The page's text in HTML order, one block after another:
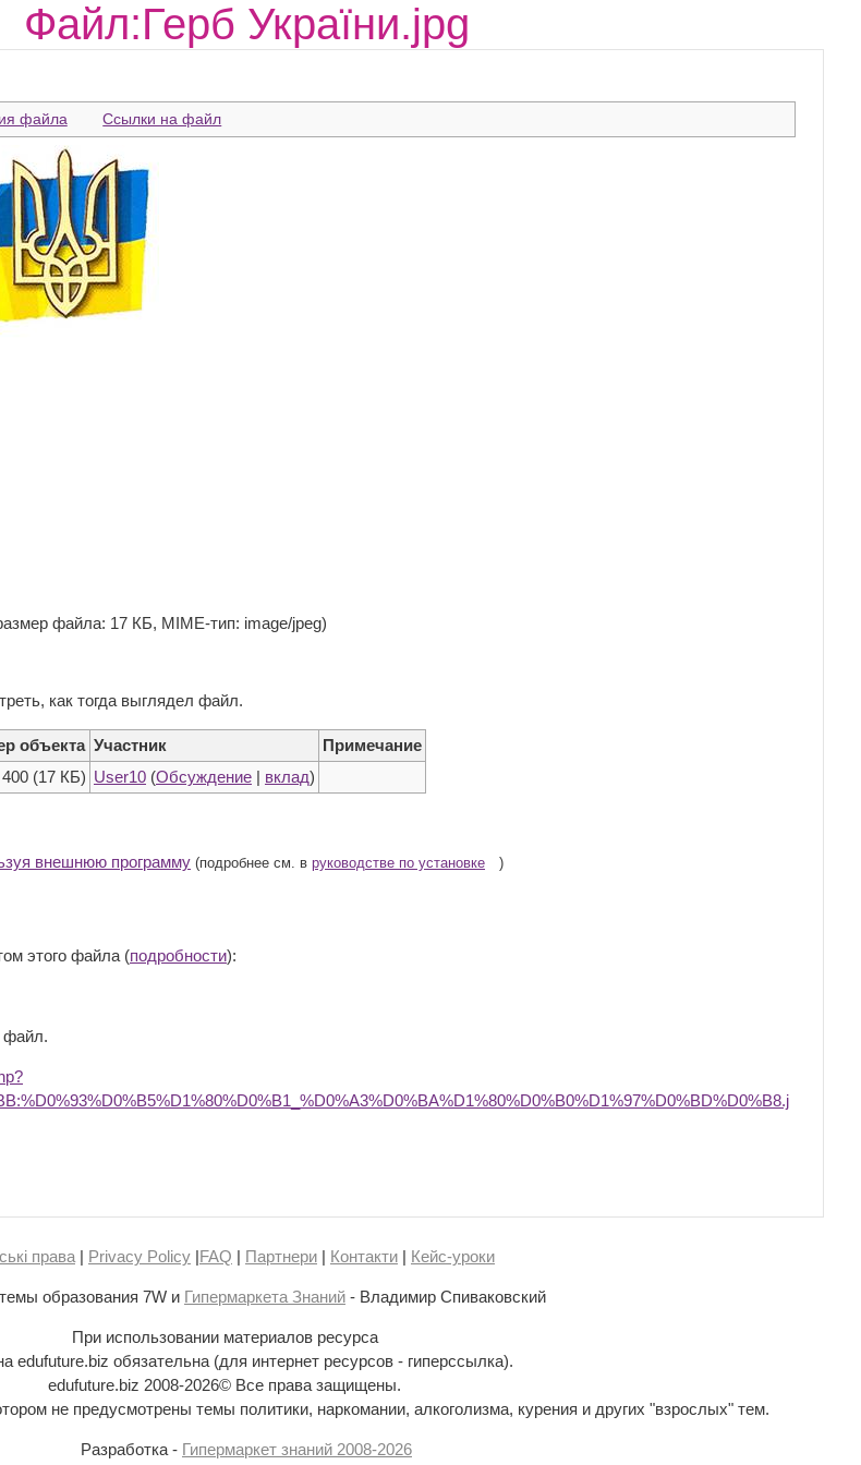
Файл:Герб України.jpg
файла Ссылки на файл
файла: 17 КБ, MIME-тип: image/jpeg)
как тогда выглядел файл.
объекта Участник
Примечание
(17 КБ) User10 (Обсуждение | вклад)
внешнюю программу (подробнее см. в руководстве по установке )
этого файла (подробности):
файл.
права | Privacy Policy |FAQ | Партнери | Контакти | Кейс-уроки
образования 7W и Гипермаркета Знаний - Владимир Спиваковский
При использовании материалов ресурса
edufuture.biz обязательна (для интернет ресурсов - гиперссылка).
edufuture.biz 2008-2026© Все права защищены.
не предусмотрены темы политики, наркомании, алкоголизма, курения и других "взрослых" тем.
Разработка - Гипермаркет знаний 2008-2026